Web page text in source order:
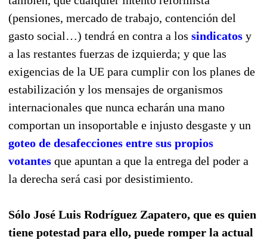
(pensiones, mercado de trabajo, contención del
gasto social…) tendrá en contra a los sindicatos y
a las restantes fuerzas de izquierda; y que las
exigencias de la UE para cumplir con los planes de
estabilización y los mensajes de organismos
internacionales que nunca echarán una mano
comportan un insoportable e injusto desgaste y un
goteo de desafecciones entre sus propios
votantes que apuntan a que la entrega del poder a
la derecha será casi por desistimiento.
Sólo José Luis Rodríguez Zapatero, que es quien
tiene potestad para ello, puede romper la actual